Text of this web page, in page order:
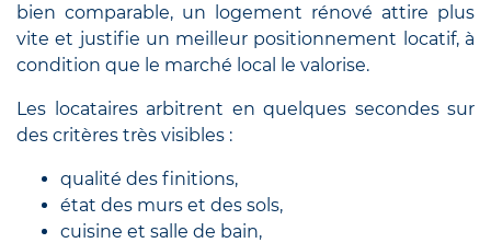
bien comparable, un logement rénové attire plus
vite et justifie un meilleur positionnement locatif, à
condition que le marché local le valorise.
Les locataires arbitrent en quelques secondes sur
des critères très visibles :
qualité des finitions,
état des murs et des sols,
cuisine et salle de bain,